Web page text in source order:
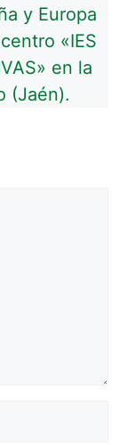
y Europa
«IES
en la
(Jaén).